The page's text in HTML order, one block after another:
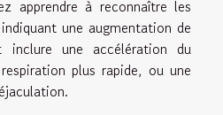
apprendre à reconnaître les
une augmentation de
inclure une accélération du
plus rapide, ou une